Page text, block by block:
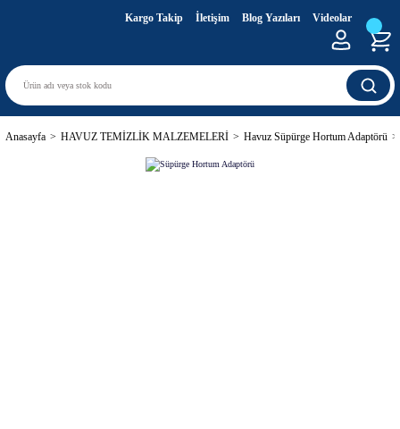
Kargo Takip İletişim Blog Yazıları Videolar
Anasayfa HAVUZ TEMİZLİK MALZEMELERİ Havuz Süpürge Hortum Adaptörü